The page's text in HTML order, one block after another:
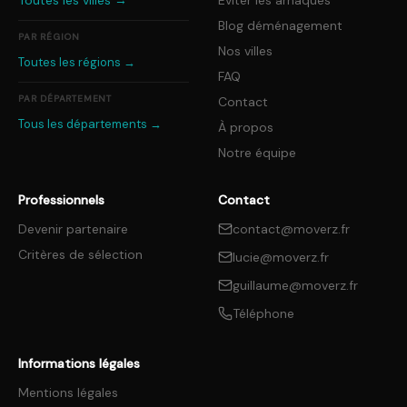
PAR RÉGION
Toutes les régions →
PAR DÉPARTEMENT
Tous les départements →
Blog déménagement
Nos villes
FAQ
Contact
À propos
Notre équipe
Professionnels
Devenir partenaire
Critères de sélection
Contact
contact@moverz.fr
lucie@moverz.fr
guillaume@moverz.fr
Téléphone
Informations légales
Mentions légales